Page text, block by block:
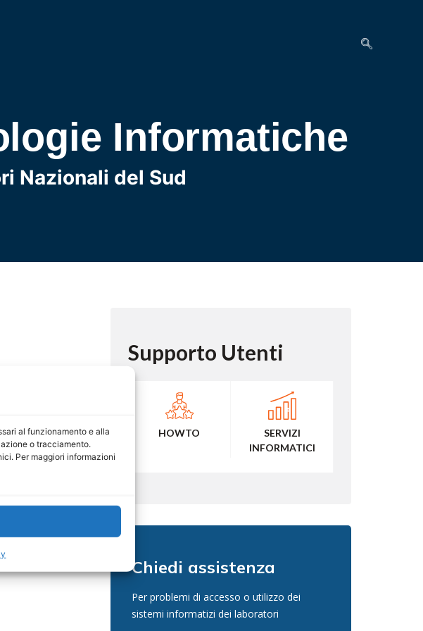
al funzionamento e alla
o tracciamento.
Per maggiori informazioni
Informatiche
Nazionali del Sud
Supporto Utenti
HOWTO
SERVIZI
INFORMATICI
Chiedi assistenza
Per problemi di accesso o utilizzo dei
sistemi informatizi dei laboratori